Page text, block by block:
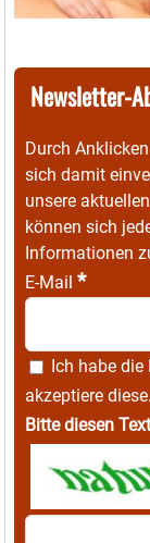
Newsletter-
Durch
sich damit
unsere
können sich
Informationen
E-Mail *
Ich habe die
akzeptiere diese.
Bitte diesen